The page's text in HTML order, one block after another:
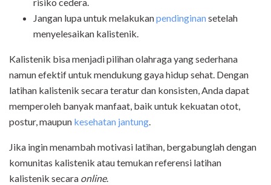
risiko cedera.
Jangan lupa untuk melakukanpendinginansetelah
menyelesaikan kalistenik.
Kalistenik bisa menjadi pilihan olahraga yang sederhana
namun efektif untuk mendukung gaya hidup sehat. Dengan
latihan kalistenik secara teratur dan konsisten, Anda dapat
memperoleh banyak manfaat, baik untuk kekuatan otot,
postur, maupun kesehatan jantung.
Jika ingin menambah motivasi latihan, bergabunglah dengan
komunitas kalistenik atau temukan referensi latihan
kalistenik secara online.